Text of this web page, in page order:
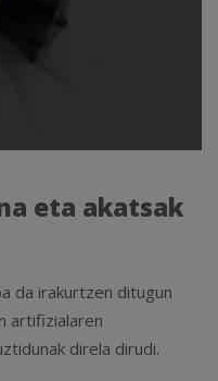
eta akatsak
da irakurtzen ditugun
artifizialaren
direla dirudi.